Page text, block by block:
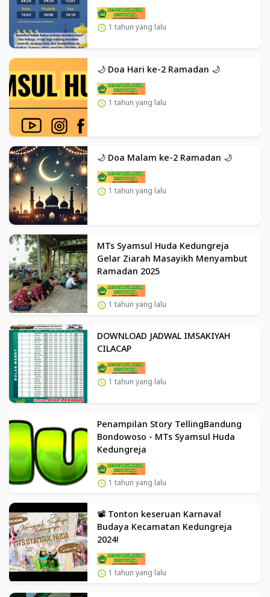
1 tahun yang lalu
🌙 Doa Hari ke-2 Ramadan 🌙
1 tahun yang lalu
🌙 Doa Malam ke-2 Ramadan 🌙
1 tahun yang lalu
MTs Syamsul Huda Kedungreja
Gelar Ziarah Masayikh Menyambut
Ramadan 2025
1 tahun yang lalu
DOWNLOAD JADWAL IMSAKIYAH
CILACAP
1 tahun yang lalu
Penampilan Story TellingBandung
Bondowoso - MTs Syamsul Huda
Kedungreja
1 tahun yang lalu
📽️ Tonton keseruan Karnaval
Budaya Kecamatan Kedungreja
2024!
1 tahun yang lalu